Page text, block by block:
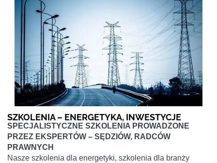
SZKOLENIA – ENERGETYKA, INWESTYCJE
SPECJALISTYCZNE SZKOLENIA PROWADZONE
PRZEZ EKSPERTÓW – SĘDZIÓW, RADCÓW
PRAWNYCH
Nasze szkolenia dla energetyki, szkolenia dla branży